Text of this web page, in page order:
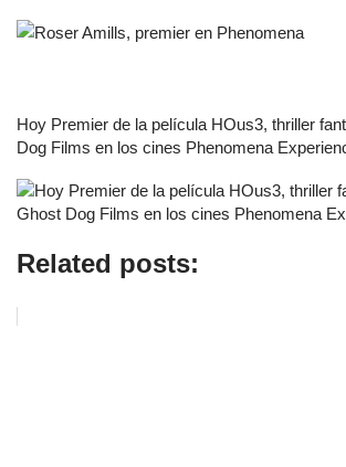
Hoy Premier de la película HOus3, thriller
Dog Films en los cines Phenomena
Related posts: